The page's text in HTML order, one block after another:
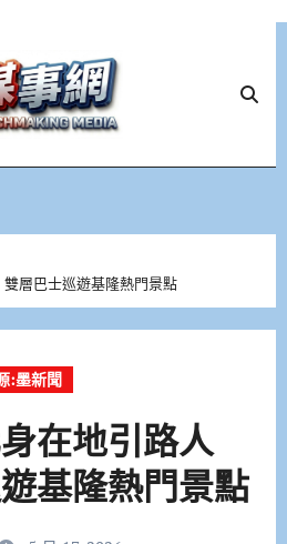
層巴士巡遊基隆熱門景點
:墨新聞
在地引路人
基隆熱門景點